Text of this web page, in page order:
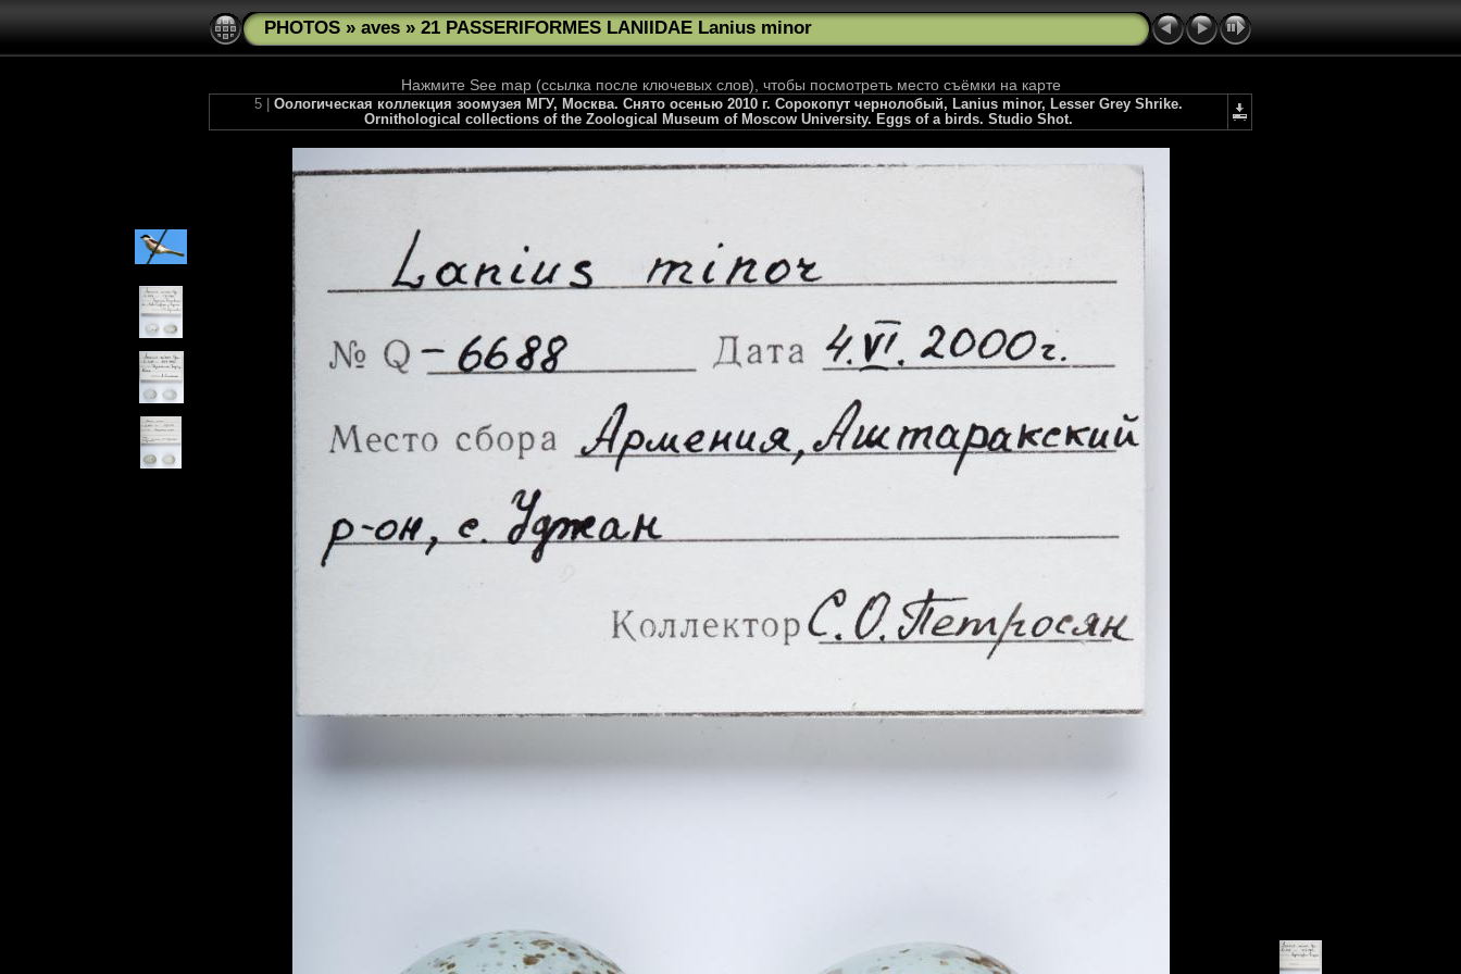
PHOTOS » aves » 21 PASSERIFORMES LANIIDAE Lanius minor
Нажмите See map (ссылка после ключевых слов), чтобы посмотреть место съёмки на карте
5 | Оологическая коллекция зоомузея МГУ, Москва. Снято осенью 2010 г. Сорокопут чернолобый, Lanius minor, Lesser Grey Shrike.
Ornithological collections of the Zoological Museum of Moscow University. Eggs of a birds. Studio Shot.